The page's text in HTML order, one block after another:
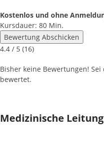
Kostenlos und ohne
Kursdauer: 80 Min.
Bewertung Abschicken
4.4 / 5 (16)
Bisher keine Bewertungen!
bewertet.
Medizinische Leitung